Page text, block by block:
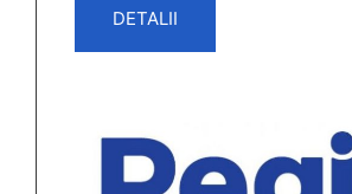
DETALII